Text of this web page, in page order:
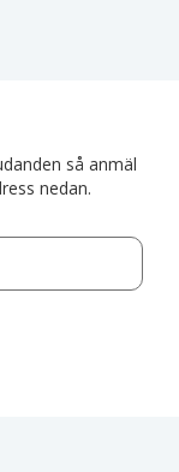
så anmäl
nedan.